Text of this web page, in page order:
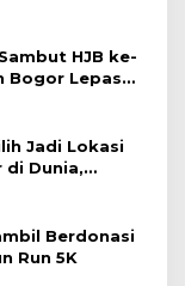
HJB ke-
Bogor Lepas
Jadi Lokasi
di Dunia,
Berdonasi
Run 5K